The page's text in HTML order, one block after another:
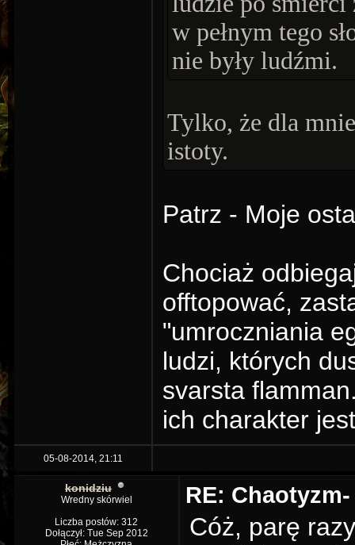
w pełnym tego
nie były ludźmi.
Tylko, że dla
istoty.
Patrz - Moje
Chociaż
offtopować,
"umroczniania
ludzi, których
svarsta
ich charakter
05-08-2014, 21:11
konidziu
Wredny skórwiel
Liczba postów: 312
Dołączył: Tue Sep 2012
RE:
Cóż, parę